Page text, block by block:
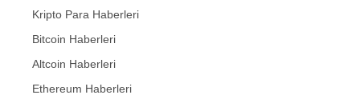
Kripto Para Haberleri
Bitcoin Haberleri
Altcoin Haberleri
Ethereum Haberleri